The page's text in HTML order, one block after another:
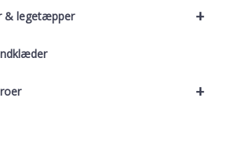
+
& legetæpper
+